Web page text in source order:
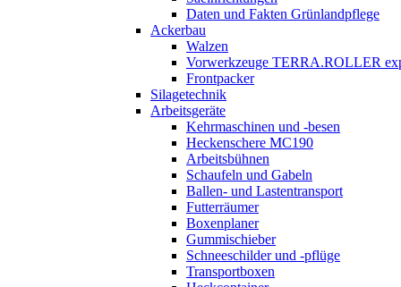
Daten und Fakten Grünlandpflege
Ackerbau
Walzen
Vorwerkzeuge TERRA.ROLLER
Frontpacker
Silagetechnik
Arbeitsgeräte
Kehrmaschinen und -besen
Heckenschere MC190
Arbeitsbühnen
Schaufeln und Gabeln
Ballen- und Lastentransport
Futterräumer
Boxenplaner
Gummischieber
Schneeschilder und -pflüge
Transportboxen